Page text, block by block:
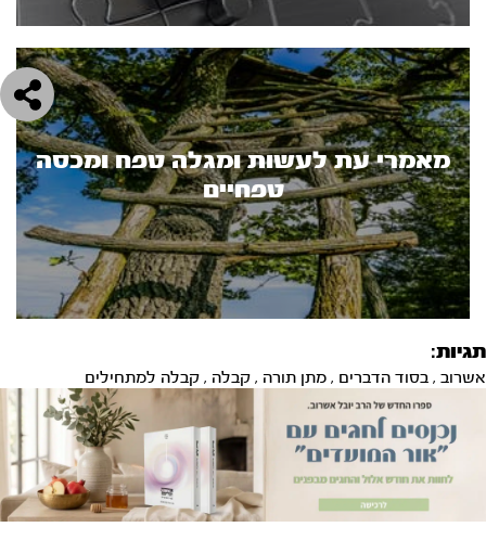
מאמרי עת לעשות ומגלה טפח ומכסה
טפחיים
תגיות:
אשרוב , בסוד הדברים , מתן תורה , קבלה , קבלה למתחילים